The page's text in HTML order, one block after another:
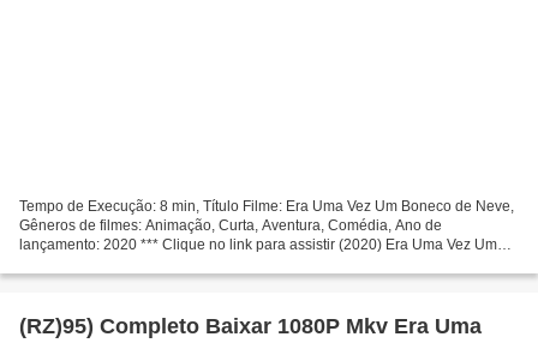
Tempo de Execução: 8 min, Título Filme: Era Uma Vez Um Boneco de Neve,
Gêneros de filmes: Animação, Curta, Aventura, Comédia, Ano de
lançamento: 2020 *** Clique no link para assistir (2020) Era Uma Vez Um
(RZ)95) Completo Baixar 1080P Mkv Era Uma